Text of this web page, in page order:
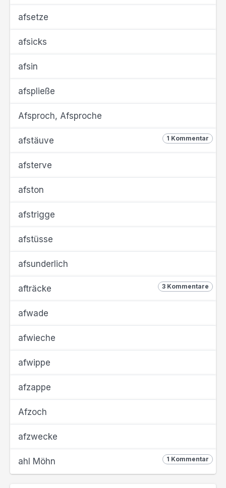
afsetze
afsicks
afsin
afspließe
Afsproch, Afsproche
1 Kommentar
afstäuve
afsterve
afston
afstrigge
afstüsse
afsunderlich
3 Kommentare
afträcke
afwade
afwieche
afwippe
afzappe
Afzoch
afzwecke
1 Kommentar
ahl Möhn